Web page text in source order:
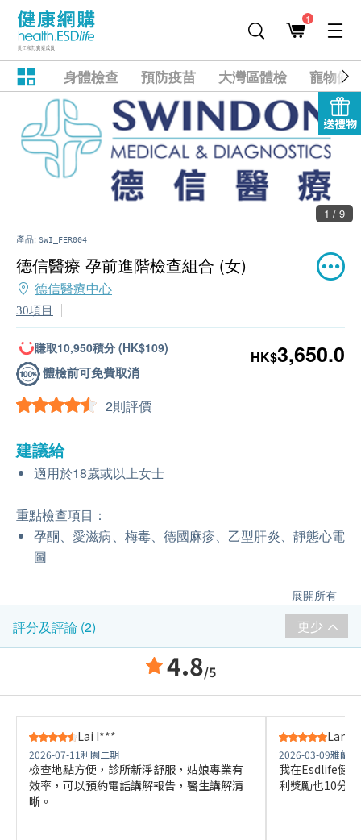
1
身體檢查 預防疫苗 大灣區體檢 寵物健
送禮物
1 / 9
產品: SWI_FER004
德信醫療 孕前進階檢查組合 (女)
德信醫療中心
30項目
賺取10,950積分 (HK$109)
體檢前可免費取消
2則評價
HK$3,650.0
建議給
適用於18歲或以上女士
重點檢查項目：
孕酮、愛滋病、梅毒、德國麻疹、乙型肝炎、靜態心電
圖
展開所有
評分及評論 (2) 更少
4.8/5
Lai I***
2026-07-11利園二期
檢查地點方便，診所新淨舒服，姑娘專業有
效率，可以預約電話講解報告，醫生講解清
晰。
Lam
2026-03-09雅蘭
我在Esdlife健
利獎勵也10分